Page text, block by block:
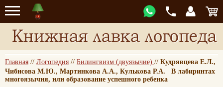
Главная // Логопедия // Билингвизм (двуязычие) // Кудрявцева Е.Л.,
Чибисова М.Ю., Мартинкова А.А., Кулькова Р.А. В лабиринтах
многоязычия, или образование успешного ребенка